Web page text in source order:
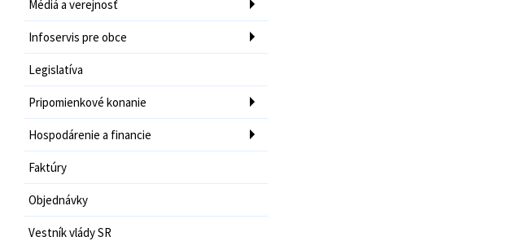
Médiá a verejnosť
Infoservis pre obce
Legislatíva
Pripomienkové konanie
Hospodárenie a financie
Faktúry
Objednávky
Vestník vlády SR